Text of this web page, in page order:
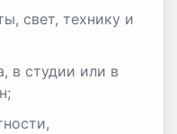
свет, технику и
в студии или в